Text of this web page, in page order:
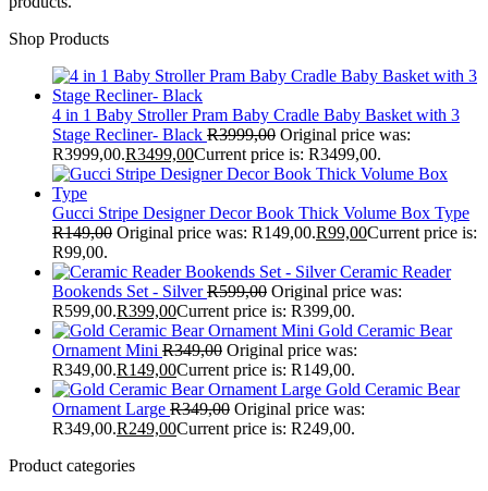
Shop Products
4 in 1 Baby Stroller Pram Baby Cradle Baby Basket with 3
Stage Recliner- Black R3999,00 Original price was:
R3999,00.R3499,00Current price is: R3499,00.
Gucci Stripe Designer Decor Book Thick Volume Box Type
R149,00 Original price was: R149,00.R99,00Current price is:
R99,00.
Ceramic Reader
Bookends Set - Silver R599,00 Original price was:
R599,00.R399,00Current price is: R399,00.
Gold Ceramic Bear
Ornament Mini R349,00 Original price was:
R349,00.R149,00Current price is: R149,00.
Gold Ceramic Bear
Ornament Large R349,00 Original price was:
R349,00.R249,00Current price is: R249,00.
Product categories